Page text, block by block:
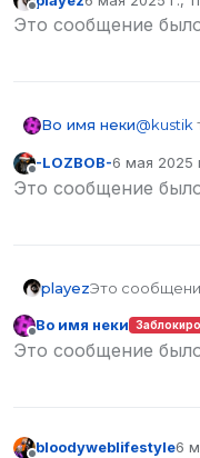
Не в сети
Это сообщение
Во имя неки@kustik
могу
Не в сети
-LOZBOB-6 мая 2025
Это сообщение
playezЭто
Не в сети
Во имя неки
Это сообщение
bloodyweblifestyle6